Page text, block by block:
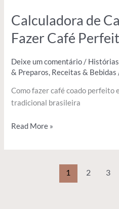
Calculadora de
Fazer Café
Deixe um comentário /
& Preparos, Receitas & Bebidas
Como fazer café coado perfeito
tradicional brasileira
–
Fazer
Perfeito
Casa
Read More »
1 2 3